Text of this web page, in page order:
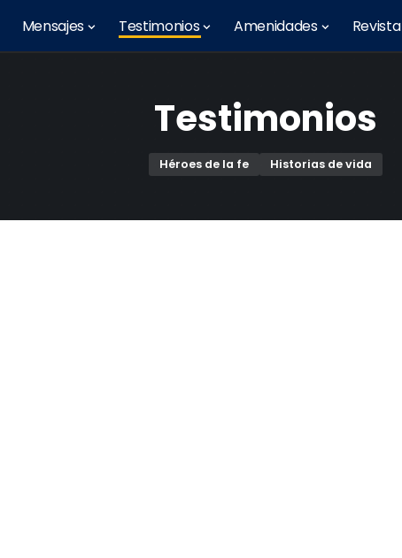
Mensajes Testimonios Amenidades Revista
Testimonios
Héroes de la fe Historias de vida